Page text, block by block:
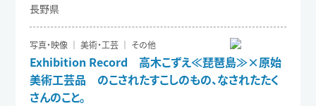
長野県
写真・映像 ｜ 美術・工芸 ｜ その他
Exhibition Record 高木こずえ≪琵琶島≫×原始
美術工芸品 のこされたすこしのもの、なされたたく
さんのこと。